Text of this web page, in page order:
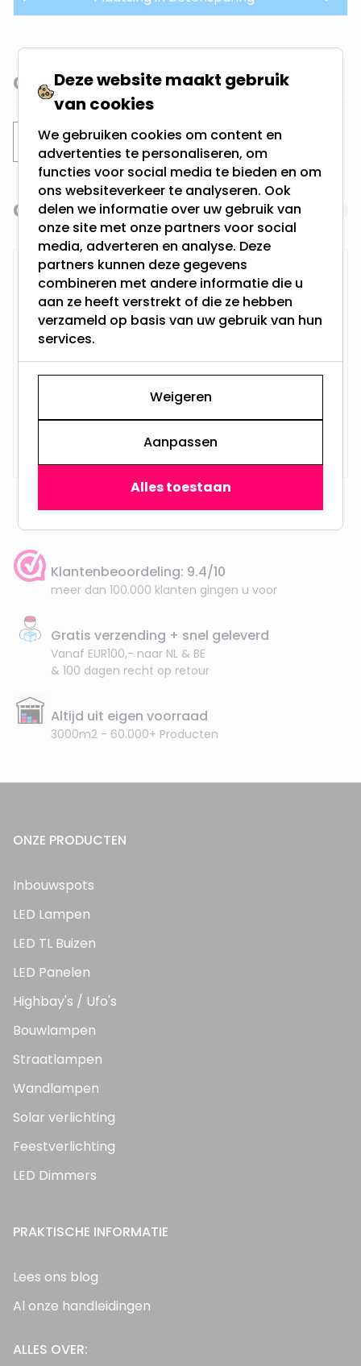
Gerelateerde categorieën
Inbouwspots Verdiepte spots
Navigating through the elements of the carousel is
Press to skip carousel
Gerelateerde producten
RTM Lighting LED Dimmer
Op voorraad,
Maandag verzonden
Klantenbeoordeling: 9.4/10
meer dan 100.000 klanten gingen u voor
Gratis verzending + snel geleverd
Vanaf EUR100,- naar NL & BE
& 100 dagen recht op retour
Altijd uit eigen voorraad
3000m2 - 60.000+ Producten
ONZE PRODUCTEN
Inbouwspots
LED Lampen
LED TL Buizen
LED Panelen
Highbay's / Ufo's
Bouwlampen
Straatlampen
Wandlampen
Solar verlichting
Feestverlichting
LED Dimmers
PRAKTISCHE INFORMATIE
Lees ons blog
Al onze handleidingen
ALLES OVER:
Deze website maakt gebruik
van cookies
We gebruiken cookies om content en
advertenties te personaliseren, om
functies voor social media te bieden en om
ons websiteverkeer te analyseren. Ook
delen we informatie over uw gebruik van
onze site met onze partners voor social
media, adverteren en analyse. Deze
partners kunnen deze gegevens
combineren met andere informatie die u
aan ze heeft verstrekt of die ze hebben
verzameld op basis van uw gebruik van hun
services.
Weigeren
Aanpassen
Alles toestaan